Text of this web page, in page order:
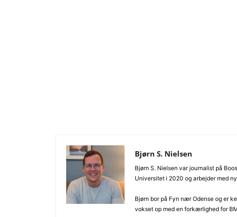
Bjørn S. Nielsen
Bjørn S. Nielsen var journalist på
Universitet i 2020 og arbejder med
Bjørn bor på Fyn nær Odense og er
vokset op med en forkærlighed for